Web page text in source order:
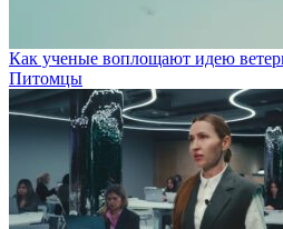
Как ученые воплощают идею
Питомцы